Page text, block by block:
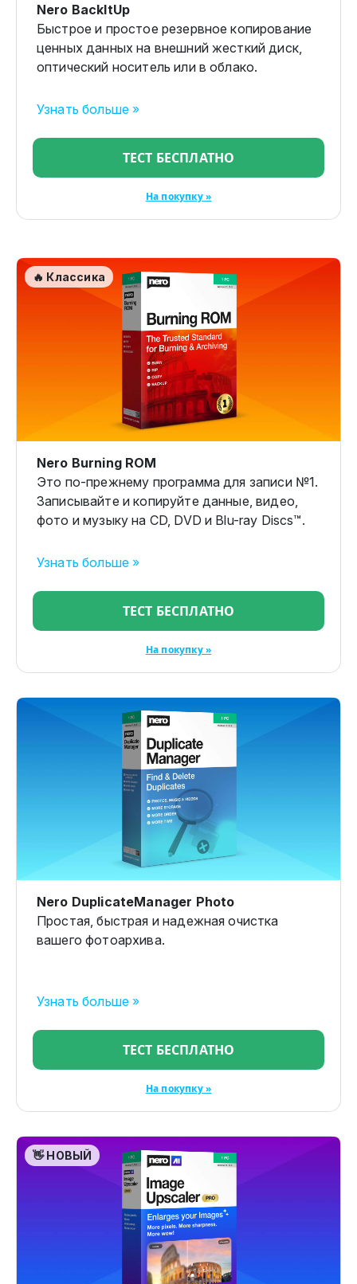
Nero BackItUp
Быстрое и простое резервное копирование
ценных данных на внешний жесткий диск,
оптический носитель или в облако.
Узнать больше »
ТЕСТ БЕСПЛАТНО
На покупку »
🔥 Классика
Nero Burning ROM
Это по-прежнему программа для записи №1.
Записывайте и копируйте данные, видео,
фото и музыку на CD, DVD и Blu-ray Discs™.
Узнать больше »
ТЕСТ БЕСПЛАТНО
На покупку »
Nero DuplicateManager Photo
Простая, быстрая и надежная очистка
вашего фотоархива.
Узнать больше »
ТЕСТ БЕСПЛАТНО
На покупку »
👋 НОВЫЙ